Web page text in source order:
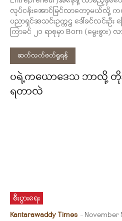
လုပ်ငန်းအောင်မြင်လာတော့မယ်လို့
ပညာရှင်အသင်းဥက္ကဌ ဒေါ်ခင်လင်းဦး
ကြာခင် ၂၁ ရာစုမှာ Born (မွေးဖွား)
ဆက်လက်ဖတ်ရှုရန်
ပရဲ့ကယောဒေသ ဘာလို့ တို
ရတာလဲ
စီးပွားရေး
Kantarawaddy Times - November